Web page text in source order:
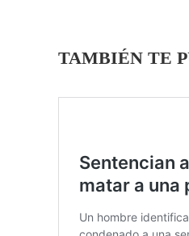
TAMBIÉN TE